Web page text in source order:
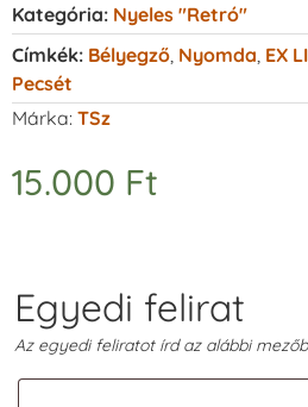
Kategória: Nyeles "retró"
Címkék: Bélyegző Nyomda EX
Pecsét
Márka: TSz
15.000 Ft
Egyedi felirat
Az egyedi feliratot írd az alábbi